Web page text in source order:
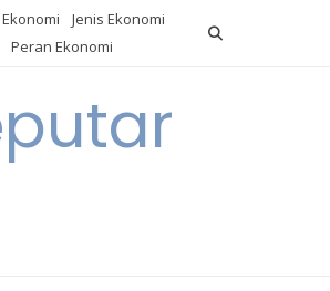
Jenis Ekonomi
Peran Ekonomi